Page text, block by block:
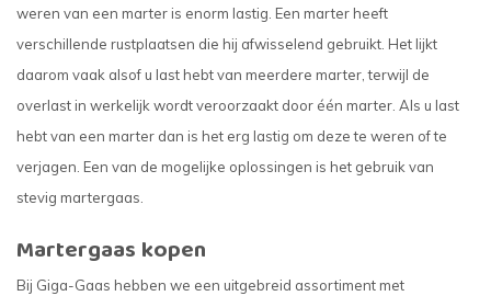
weren van een marter is enorm lastig. Een marter heeft
verschillende rustplaatsen die hij afwisselend gebruikt. Het lijkt
daarom vaak alsof u last hebt van meerdere marter, terwijl de
overlast in werkelijk wordt veroorzaakt door één marter. Als u last
hebt van een marter dan is het erg lastig om deze te weren of te
verjagen. Een van de mogelijke oplossingen is het gebruik van
stevig martergaas.
Martergaas kopen
Bij Giga-Gaas hebben we een uitgebreid assortiment met